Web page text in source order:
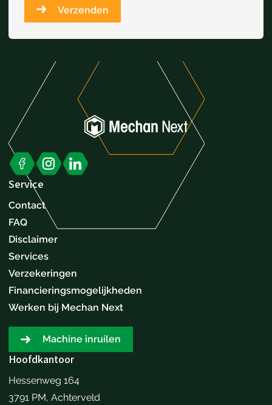
Verzenden
Service
Contact
FAQ
Disclaimer
Services
Verzekeringen
Financieringsmogelijkheden
Werken bij Mechan Next
Machine inruilen
Hoofdkantoor
Hessenweg 164
3791 PM, Achterveld